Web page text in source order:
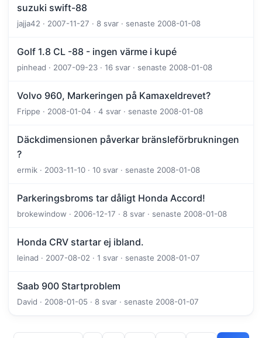
suzuki swift-88
jajja42 · 2007-11-27 · 8 svar · senaste 2008-01-08
Golf 1.8 CL -88 - ingen värme i kupé
pinhead · 2007-09-23 · 16 svar · senaste 2008-01-08
Volvo 960, Markeringen på Kamaxeldrevet?
Frippe · 2008-01-04 · 4 svar · senaste 2008-01-08
Däckdimensionen påverkar bränsleförbrukningen
?
ermik · 2003-11-10 · 10 svar · senaste 2008-01-08
Parkeringsbroms tar dåligt Honda Accord!
brokewindow · 2006-12-17 · 8 svar · senaste 2008-01-08
Honda CRV startar ej ibland.
leinad · 2007-08-02 · 1 svar · senaste 2008-01-07
Saab 900 Startproblem
David · 2008-01-05 · 8 svar · senaste 2008-01-07